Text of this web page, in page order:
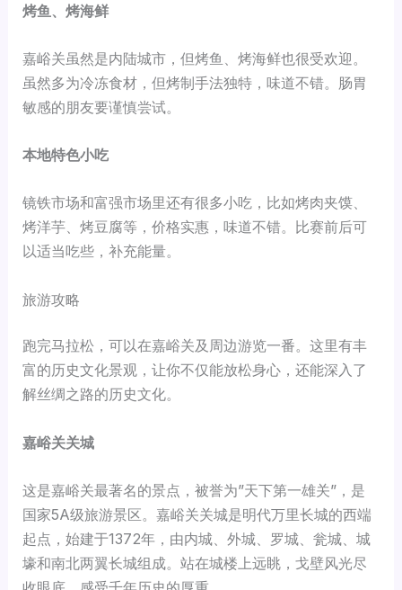
烤鱼、烤海鲜
嘉峪关虽然是内陆城市，但烤鱼、烤海鲜也很受欢迎。
虽然多为冷冻食材，但烤制手法独特，味道不错。肠胃
敏感的朋友要谨慎尝试。
本地特色小吃
镜铁市场和富强市场里还有很多小吃，比如烤肉夹馍、
烤洋芋、烤豆腐等，价格实惠，味道不错。比赛前后可
以适当吃些，补充能量。
旅游攻略
跑完马拉松，可以在嘉峪关及周边游览一番。这里有丰
富的历史文化景观，让你不仅能放松身心，还能深入了
解丝绸之路的历史文化。
嘉峪关关城
这是嘉峪关最著名的景点，被誉为”天下第一雄关”，是
国家5A级旅游景区。嘉峪关关城是明代万里长城的西端
起点，始建于1372年，由内城、外城、罗城、瓮城、城
壕和南北两翼长城组成。站在城楼上远眺，戈壁风光尽